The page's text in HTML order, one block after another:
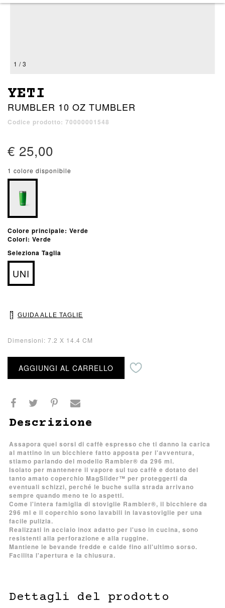
1 / 3
YETI
RUMBLER 10 OZ TUMBLER
Codice prodotto: 70000001548
€ 25,00
1 colore disponibile
Colore principale: Verde
Colori: Verde
Seleziona Taglia
UNI
GUIDA ALLE TAGLIE
Dimensioni: 7.2 X 14.4 CM
AGGIUNGI AL CARRELLO
Descrizione
Assapora quei sorsi di caffè espresso che ti danno la carica
al mattino in un bicchiere fatto apposta per l'avventura,
stiamo parlando del modello Rambler® da 296 ml.
Isolato per mantenere il vapore sul tuo caffè e dotato del
tanto amato coperchio MagSlider™ per proteggerti da
eventuali schizzi, perché le buche sulla strada arrivano
sempre quando meno te lo aspetti.
Come l'intera famiglia di stoviglie Rambler®, il bicchiere da
296 ml e il coperchio sono lavabili in lavastoviglie per una
facile pulizia.
Realizzati in acciaio inox adatto per l'uso in cucina, sono
resistenti alla perforazione e alla ruggine.
Mantiene le bevande fredde e calde fino all'ultimo sorso.
Facilita l'apertura e la chiusura.
Dettagli del prodotto